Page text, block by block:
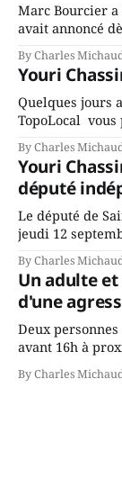
Marc Bourcier
avait annoncé
mandat à titre
fait l’annonce
rassemblés en
By Charles
Youri
Quelques jours
TopoLocal vous
Chassin. Nous
depuis
ans? Joindrait-
conservateurs
By Charles
Youri
député
Le député de
jeudi 12
Avenir Québec
gouvernement
juge chronique,
By Charles
Un adulte
d'une
Deux
avant 16h à
le secteur
victimes aurait
By Charles